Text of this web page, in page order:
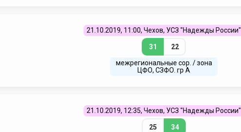
21.10.2019, 11:00, Чехов, УСЗ "Надежды России"
31 22
межрегиональные сор. / зона
ЦФО, СЗФО. гр А
21.10.2019, 12:35, Чехов, УСЗ "Надежды России"
25 34